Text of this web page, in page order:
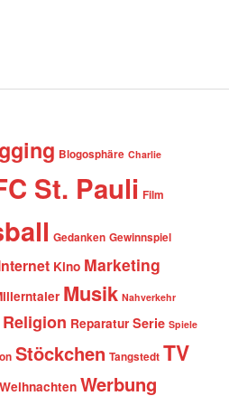
Blogosphäre Charlie
St. Pauli Film
Gedanken Gewinnspiel
Kino Marketing
Musik Nahverkehr
Religion Reparatur Serie Spiele
Stöckchen Tangstedt TV
Weihnachten Werbung